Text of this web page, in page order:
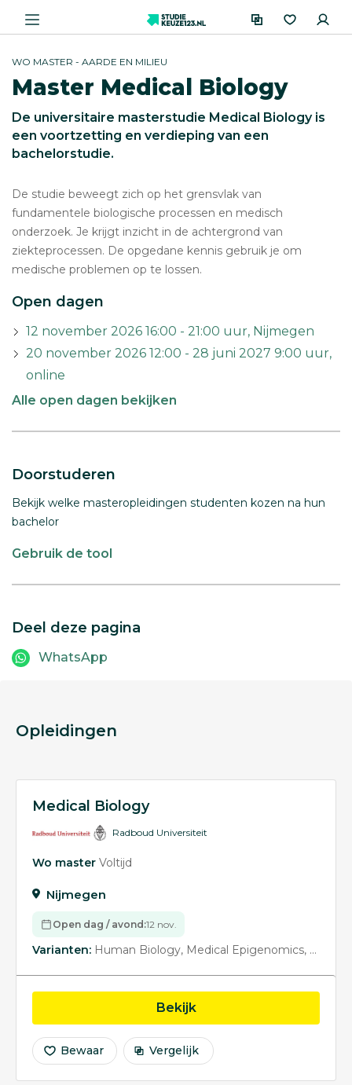
WO MASTER - AARDE EN MILIEU
Master Medical Biology
De universitaire masterstudie Medical Biology is
een voortzetting en verdieping van een
bachelorstudie.
De studie beweegt zich op het grensvlak van
fundamentele biologische processen en medisch
onderzoek. Je krijgt inzicht in de achtergrond van
ziekteprocessen. De opgedane kennis gebruik je om
medische problemen op te lossen.
Open dagen
12 november 2026 16:00 - 21:00 uur, Nijmegen
20 november 2026 12:00 - 28 juni 2027 9:00 uur,
online
Alle open dagen bekijken
Doorstuderen
Bekijk welke masteropleidingen studenten kozen na hun
bachelor
Gebruik de tool
Deel deze pagina
WhatsApp
Opleidingen
Medical Biology
Radboud Universiteit
Wo master Voltijd
Nijmegen
Open dag / avond:12 nov.
Varianten: Human Biology Medical Epigenomics
Bekijkopleiding Medical
Bewaar Vergelijk